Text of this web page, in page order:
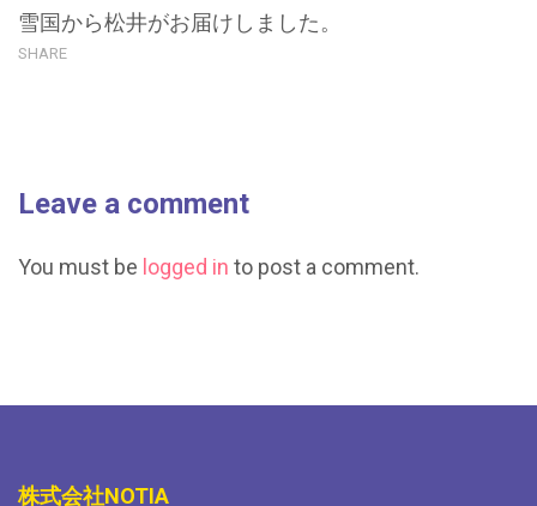
雪国から松井がお届けしました。
SHARE
Leave a comment
You must be logged in to post a comment.
株式会社NOTIA